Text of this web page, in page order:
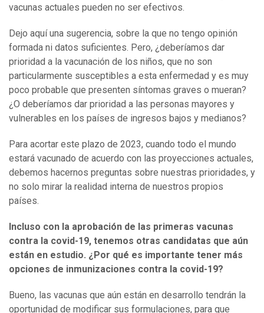
vacunas actuales pueden no ser efectivos.
Dejo aquí una sugerencia, sobre la que no tengo opinión
formada ni datos suficientes. Pero, ¿deberíamos dar
prioridad a la vacunación de los niños, que no son
particularmente susceptibles a esta enfermedad y es muy
poco probable que presenten síntomas graves o mueran?
¿O deberíamos dar prioridad a las personas mayores y
vulnerables en los países de ingresos bajos y medianos?
Para acortar este plazo de 2023, cuando todo el mundo
estará vacunado de acuerdo con las proyecciones actuales,
debemos hacernos preguntas sobre nuestras prioridades, y
no solo mirar la realidad interna de nuestros propios
países.
Incluso con la aprobación de las primeras vacunas
contra l a covid-19, tenemos otras candidatas que aún
están en estudio. ¿Por qué es importante tener más
opciones de inmunizaciones contra l a covid-19?
Bueno, las vacunas que aún están en desarrollo tendrán la
oportunidad de modificar sus formulaciones, para que